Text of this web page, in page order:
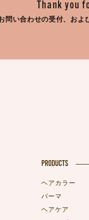
Thank you
問い合わせの受付、 およ
PRODUCTS
ヘアカラー
パーマ
ヘアケア